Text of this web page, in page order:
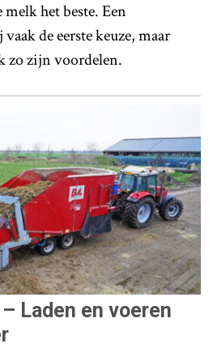
het beste. Een
de eerste keuze, maar
zo zijn voordelen.
Laden en voeren